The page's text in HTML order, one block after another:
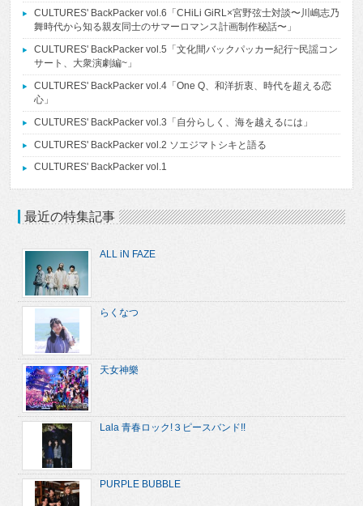
CULTURES' BackPacker vol.6「CHiLi GiRL×宮野弦士対談〜川嶋志乃
舞時代から知る親友同士のサマーロマンス計画制作秘話〜」
CULTURES' BackPacker vol.5「文化間バックパッカー紀行~民謡コン
サート、大衆演劇編~」
CULTURES' BackPacker vol.4「One Q、和洋折衷、時代を超える恋
心」
CULTURES' BackPacker vol.3「自分らしく、海を越えるには」
CULTURES' BackPacker vol.2 ソエジマトシキと語る
CULTURES' BackPacker vol.1
最近の特集記事
ALL iN FAZE
らくなつ
天女神樂
Lala 青春ロック!３ピースバンド!!
PURPLE BUBBLE